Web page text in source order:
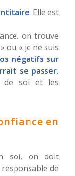
. Elle est
on trouve
ou « je ne suis
négatifs sur
se passer.
de soi et les
en
soi, on doit
de